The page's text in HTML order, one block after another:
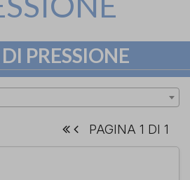
PRESSIONE
PAGINA 1 DI 1